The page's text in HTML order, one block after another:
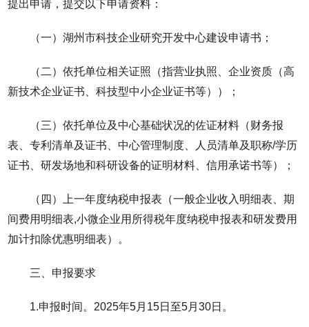
提出申请，提交以下申请资料：
（一）湖州市科技企业研究开发中心建设申请书；
（二）依托单位相关证照（指营业执照、企业资质（高
新技术企业证书、科技型中小企业证书等））；
（三）依托单位及中心基础状况的佐证材料（财务报
表、专利清单及证书、中心管理制度、人员清单及职称/学历
证书、研发场地和科研设备的证明材料、信用承诺书等）；
（四）上一年度纳税申报表（一般企业收入明细表、期
间费用明细表,小微企业用所得税年度纳税申报表和研发费用
加计扣除优惠明细表）。
三、申报要求
1.申报时间。2025年5月15日至5月30日。